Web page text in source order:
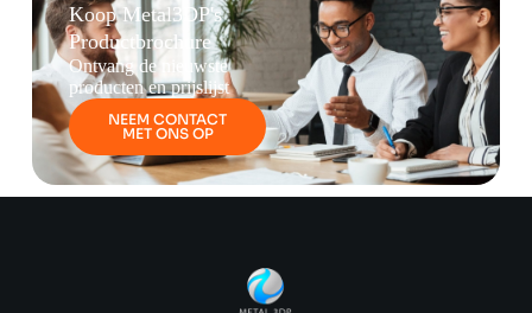
Koop Metal3DP's
Productbrochure
Ontvang de nieuwste
producten en prijslijst
NEEM CONTACT
MET ONS OP